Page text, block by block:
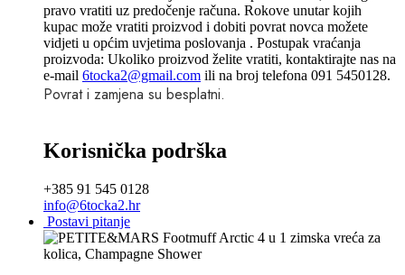
pravo vratiti uz predočenje računa. Rokove unutar kojih
kupac može vratiti proizvod i dobiti povrat novca možete
vidjeti u općim uvjetima poslovanja . Postupak vraćanja
proizvoda: Ukoliko proizvod želite vratiti, kontaktirajte nas na
e-mail 6tocka2@gmail.com ili na broj telefona 091 5450128.
Povrat i zamjena su besplatni.
Korisnička podrška
+385 91 545 0128
info@6tocka2.hr
Postavi pitanje